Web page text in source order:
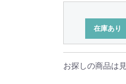
在庫あり
お探しの商品は